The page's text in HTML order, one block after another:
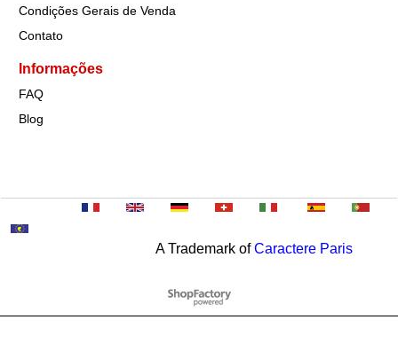
Condições Gerais de Venda
Contato
Informações
FAQ
Blog
A Trademark ofCaractere Paris
To create online store
ShopFactory eCommerce